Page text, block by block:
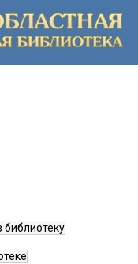
библиотеку